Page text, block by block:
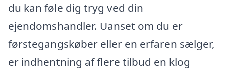
du kan føle dig tryg ved din
ejendomshandler. Uanset om du er
førstegangskøber eller en erfaren sælger,
er indhentning af flere tilbud en klog